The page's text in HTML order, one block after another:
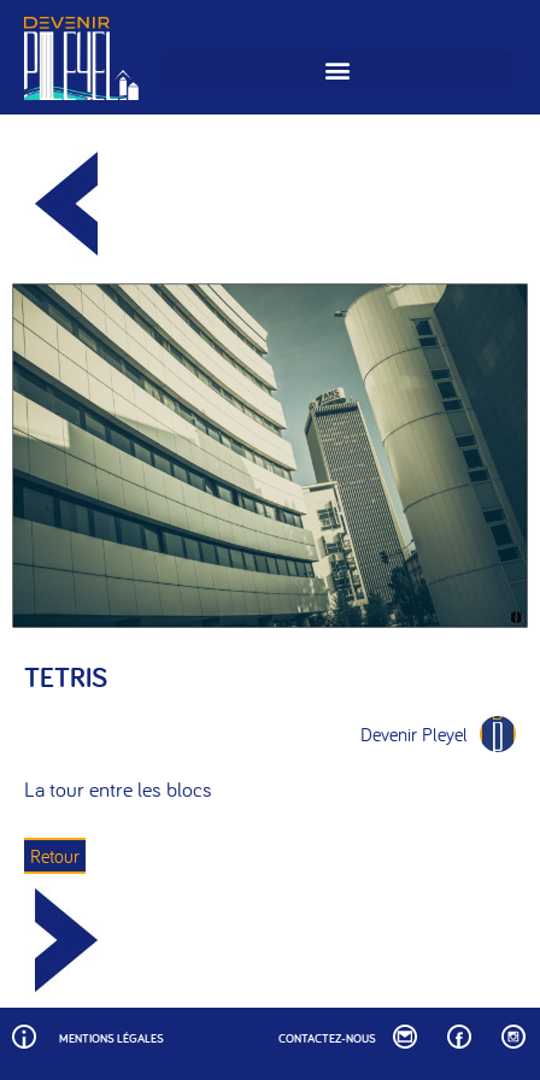
TETRIS
Devenir Pleyel
La tour entre les blocs
Retour
MENTIONS LÉGALES CONTACTEZ-NOUS